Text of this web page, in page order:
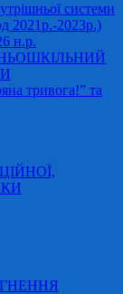
системи
2021р.-2023р.)
н.р.
тривога!” та